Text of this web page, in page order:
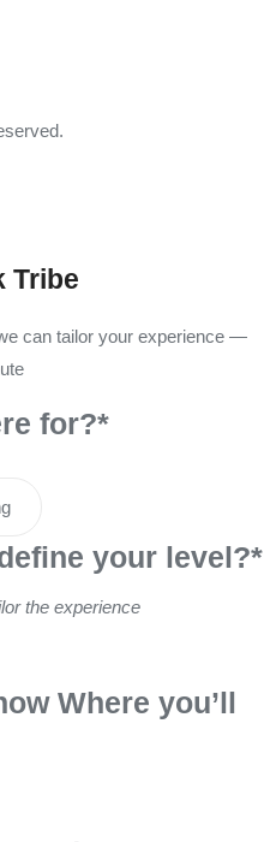
Tribe
can tailor your experience —
for?*
your level?*
the experience
Where you’ll